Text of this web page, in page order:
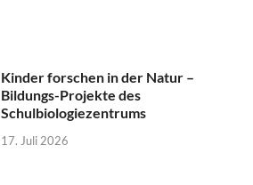
Kinder forschen in der Natur –
Bildungs-Projekte des
Schulbiologiezentrums
17. Juli 2026